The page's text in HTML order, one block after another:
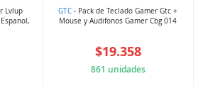
Lvlup
GTC - Pack de Teclado Gamer Gtc +
Mouse y Audifonos Gamer Cbg 014
$19.358
861 unidades